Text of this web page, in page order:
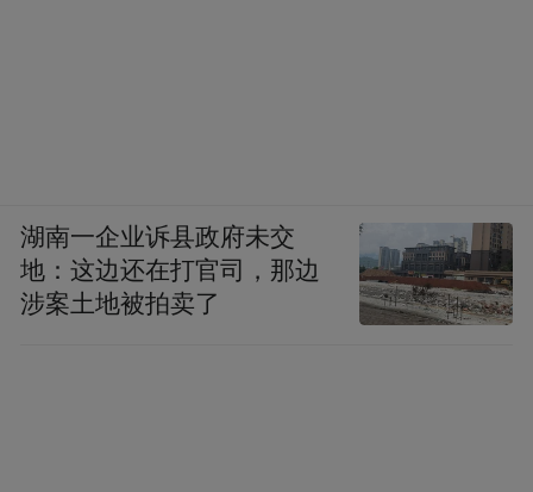
湖南一企业诉县政府未交
地：这边还在打官司，那边
涉案土地被拍卖了